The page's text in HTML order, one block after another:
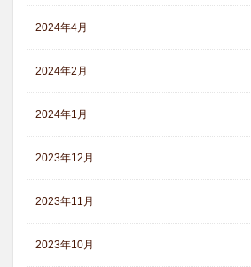
2024年4月
2024年2月
2024年1月
2023年12月
2023年11月
2023年10月